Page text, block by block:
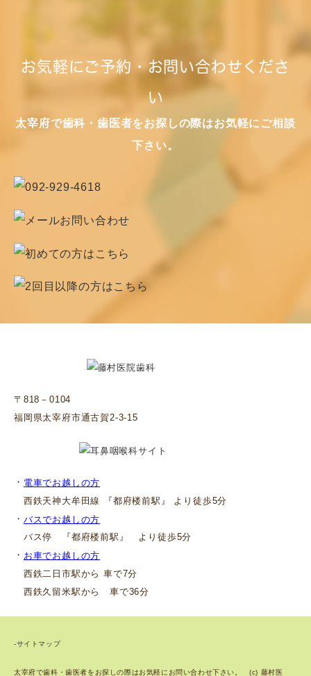
お気軽にご予約・お問い合わせくださ
い
太宰府で歯科・歯医者をお探しの際はお気軽にご相談
下さい。
〒818－0104
福岡県太宰府市通古賀2-3-15
・ 電車でお越しの方
西鉄天神大牟田線 『都府楼前駅』 より徒歩5分
・ バスでお越しの方
バス停 『都府楼前駅』 より徒歩5分
・ お車でお越しの方
西鉄二日市駅から 車で7分
西鉄久留米駅から 車で36分
-サイトマップ
太宰府で歯科・歯医者をお探しの際はお気軽にお問い合わせ下さい。 (c) 藤村医